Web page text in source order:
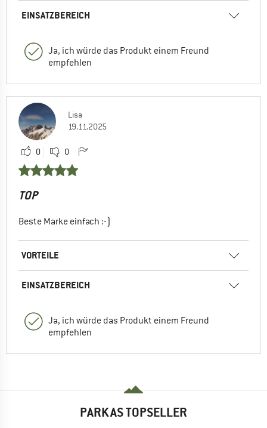
EINSATZBEREICH
Ja, ich würde das Produkt einem Freund
empfehlen
Lisa
19.11.2025
0 0
TOP
Beste Marke einfach :-)
VORTEILE
EINSATZBEREICH
Ja, ich würde das Produkt einem Freund
empfehlen
PARKAS TOPSELLER